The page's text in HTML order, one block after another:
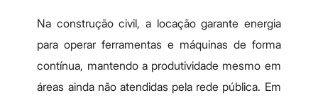
Na construção civil, a locação garante energia
para operar ferramentas e máquinas de forma
contínua, mantendo a produtividade mesmo em
áreas ainda não atendidas pela rede pública. Em